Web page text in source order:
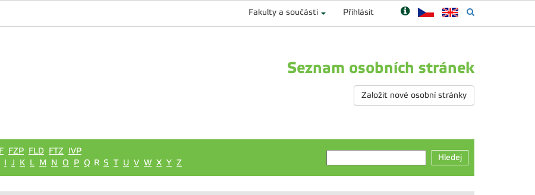
Fakulty a součásti Přihlásit
Seznam osobních stránek
Založit nové osobní stránky
FZP FLD FTZ IVP
I J K L M N O P Q R S T U V W X Y Z
Hledej